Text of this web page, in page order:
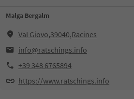
Malga Bergalm
Val Giovo,39040,Racines
info@ratschings.info
+39 348 6765894
https://www.ratschings.info